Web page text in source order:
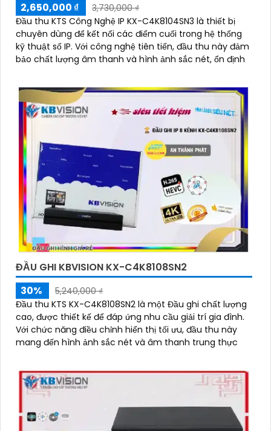
2,650,000 ₫
3,730,000 ₫
Đầu thu KTS Công Nghệ IP KX-C4K8104SN3 là thiết bị
chuyên dùng để kết nối các điểm cuối trong hệ thống
kỹ thuật số IP. Với công nghệ tiên tiến, đầu thu này đảm
bảo chất lượng âm thanh và hình ảnh sắc nét, ổn định
ĐẦU GHI KBVISION KX-C4K8108SN2
30%
5,240,000 ₫
Đầu thu KTS KX-C4K8108SN2 là một Đầu ghi chất lượng
cao, được thiết kế để đáp ứng nhu cầu giải trí gia đình.
Với chức năng điều chỉnh hiển thị tối ưu, đầu thu này
mang đến hình ảnh sắc nét và âm thanh trung thực